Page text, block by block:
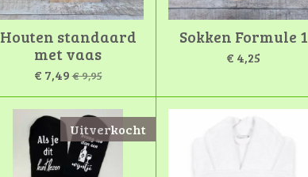
Houten standaard
met vaas
€ 7,49€ 9,95
Sokken Formule 1
€ 4,25
Uitverkocht